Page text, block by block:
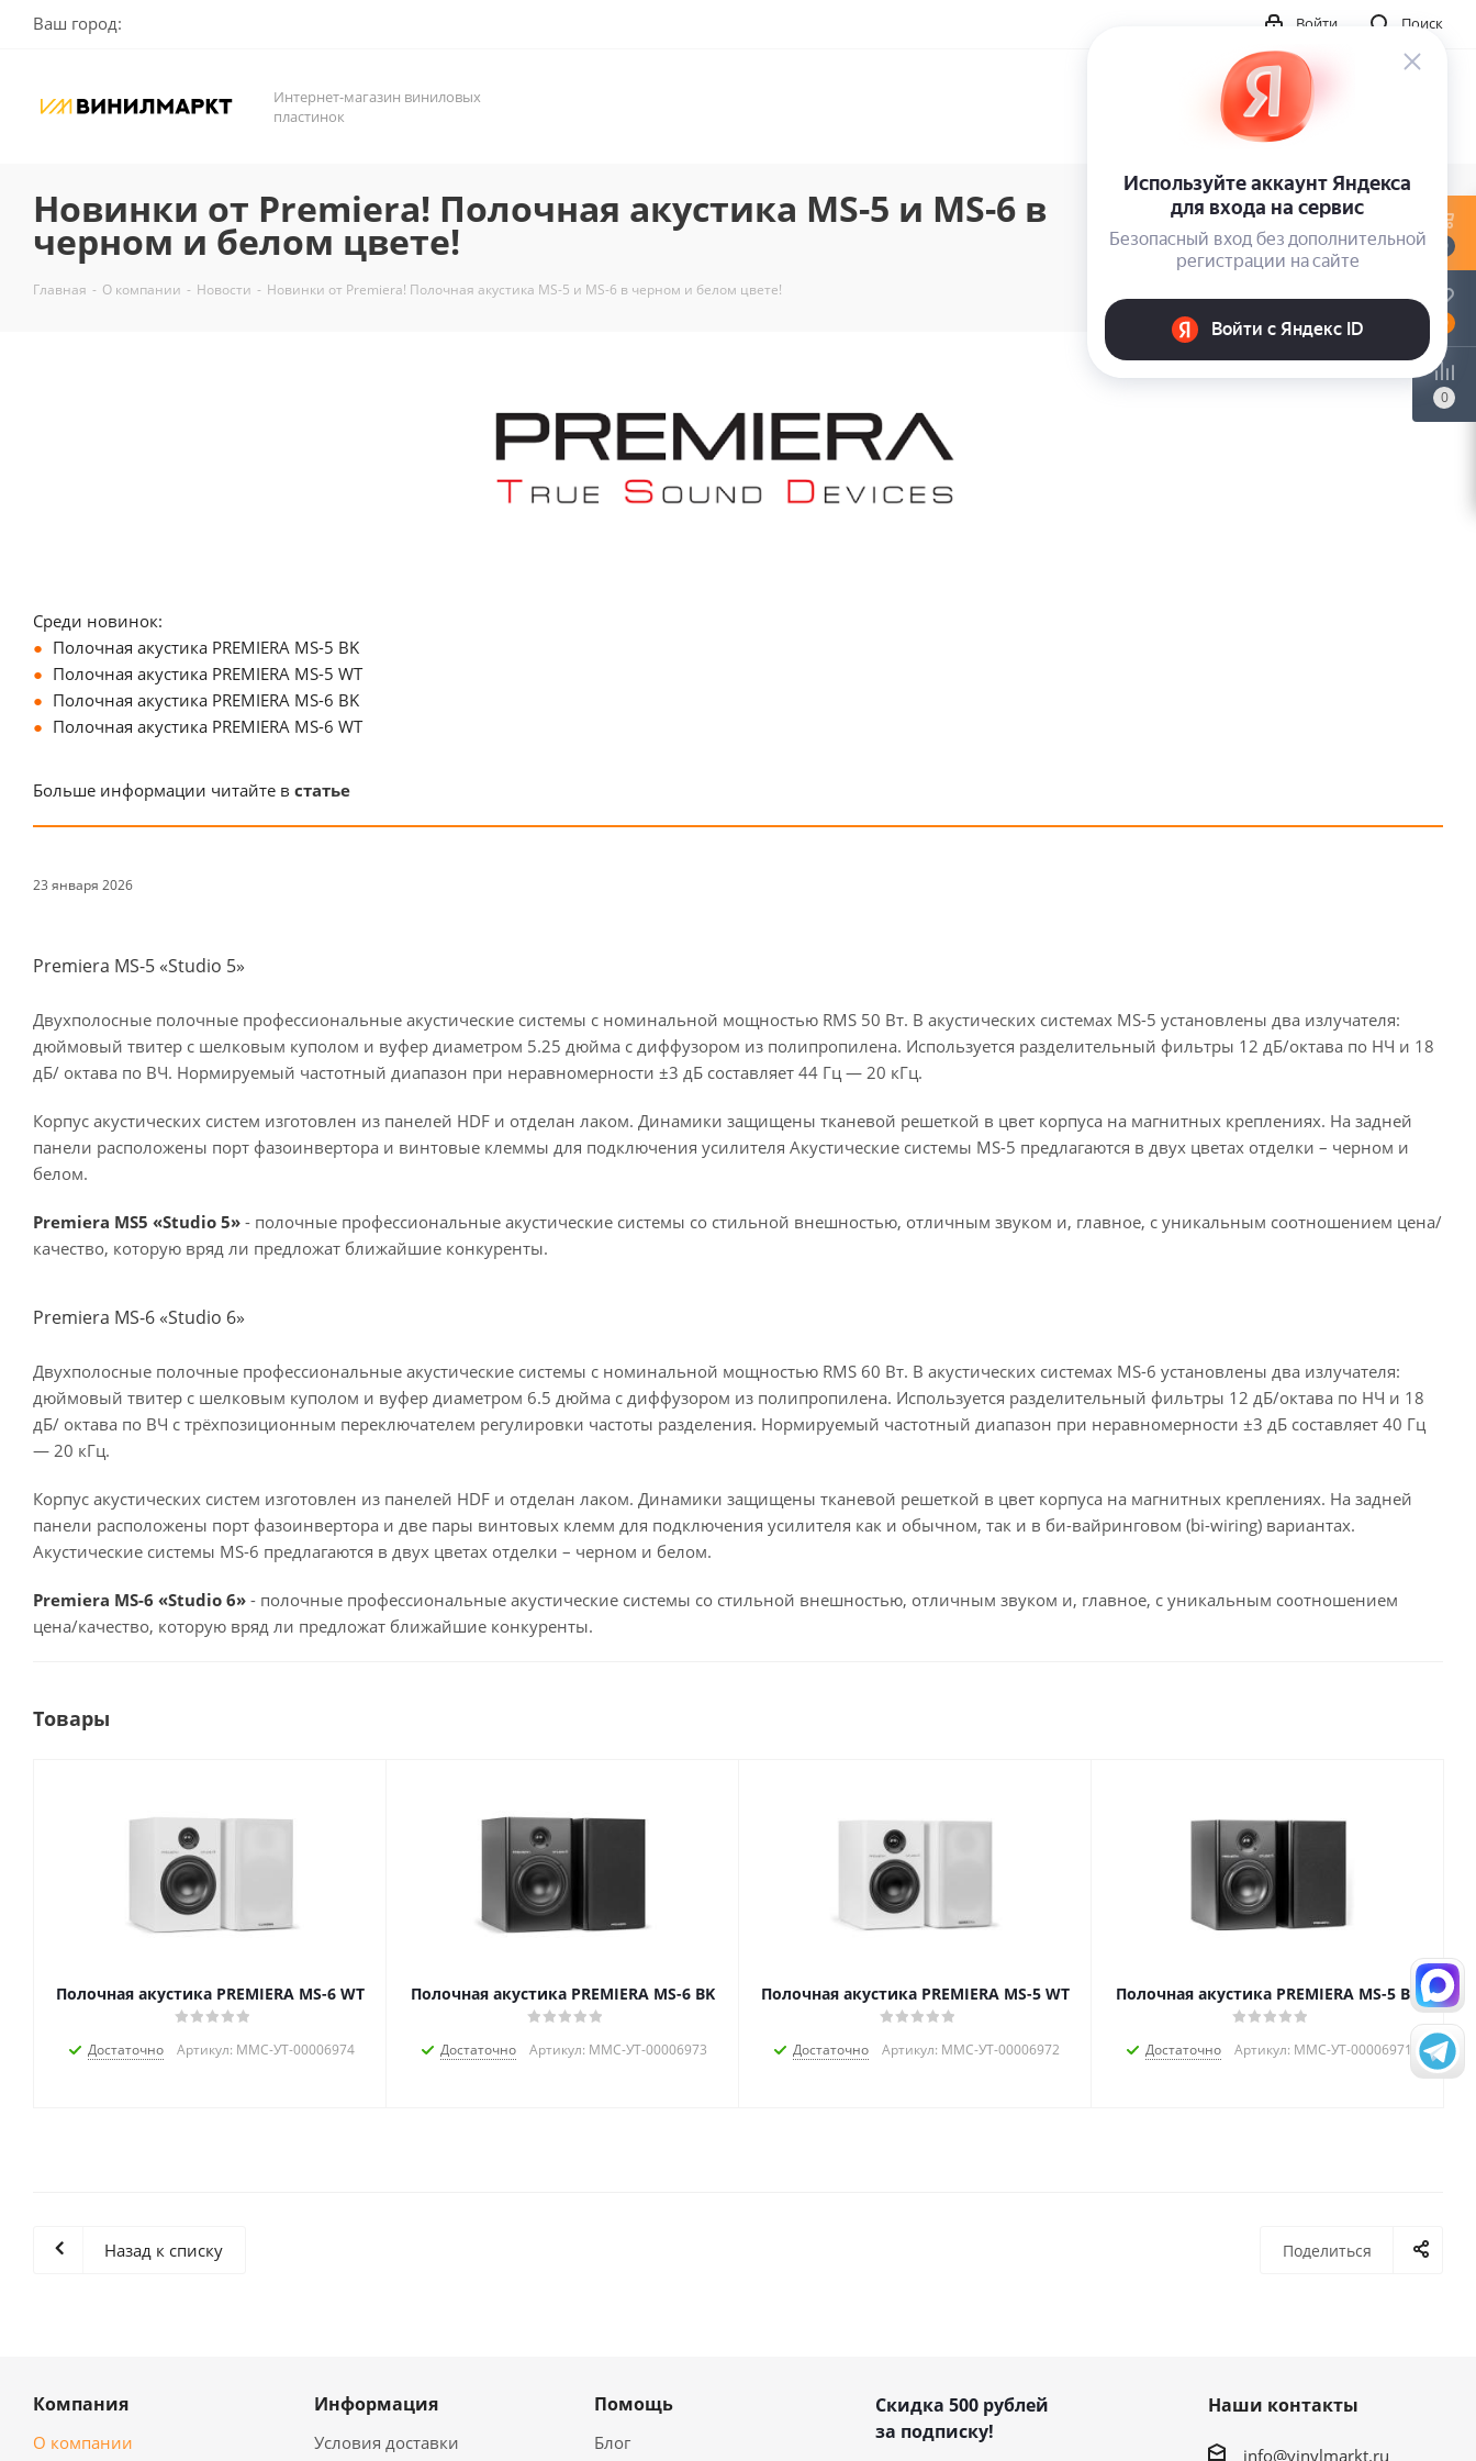
Ваш город: Поиск
Войти
Интернет-магазин виниловых
пластинок
Новинки от Premiera! Полочная акустика MS-5 и MS-6 в
черном и белом цвете!
Главная - О компании - Новости - Новинки от Premiera! Полочная акустика MS-5 и MS-6 в черном и белом цвете!
Среди новинок:
Полочная акустика PREMIERA MS-5 BK
Полочная акустика PREMIERA MS-5 WT
Полочная акустика PREMIERA MS-6 BK
Полочная акустика PREMIERA MS-6 WT
Больше информации читайте в статье
23 января 2026
Premiera MS-5 «Studio 5»
Двухполосные полочные профессиональные акустические системы с номинальной мощностью RMS 50 Вт. В акустических системах MS-5 установлены два излучателя:
дюймовый твитер с шелковым куполом и вуфер диаметром 5.25 дюйма с диффузором из полипропилена. Используется разделительный фильтры 12 дБ/октава по НЧ и 18
дБ/ октава по ВЧ. Нормируемый частотный диапазон при неравномерности ±3 дБ составляет 44 Гц — 20 кГц.
Корпус акустических систем изготовлен из панелей HDF и отделан лаком. Динамики защищены тканевой решеткой в цвет корпуса на магнитных креплениях. На задней
панели расположены порт фазоинвертора и винтовые клеммы для подключения усилителя Акустические системы MS-5 предлагаются в двух цветах отделки – черном и
белом.
Premiera MS5 «Studio 5» - полочные профессиональные акустические системы со стильной внешностью, отличным звуком и, главное, с уникальным соотношением цена/
качество, которую вряд ли предложат ближайшие конкуренты.
Premiera MS-6 «Studio 6»
Двухполосные полочные профессиональные акустические системы с номинальной мощностью RMS 60 Вт. В акустических системах MS-6 установлены два излучателя:
дюймовый твитер с шелковым куполом и вуфер диаметром 6.5 дюйма с диффузором из полипропилена. Используется разделительный фильтры 12 дБ/октава по НЧ и 18
дБ/ октава по ВЧ с трёхпозиционным переключателем регулировки частоты разделения. Нормируемый частотный диапазон при неравномерности ±3 дБ составляет 40 Гц
— 20 кГц.
Корпус акустических систем изготовлен из панелей HDF и отделан лаком. Динамики защищены тканевой решеткой в цвет корпуса на магнитных креплениях. На задней
панели расположены порт фазоинвертора и две пары винтовых клемм для подключения усилителя как и обычном, так и в би-вайринговом (bi-wiring) вариантах.
Акустические системы MS-6 предлагаются в двух цветах отделки – черном и белом.
Premiera MS-6 «Studio 6» - полочные профессиональные акустические системы со стильной внешностью, отличным звуком и, главное, с уникальным соотношением
цена/качество, которую вряд ли предложат ближайшие конкуренты.
Товары
Полочная акустика PREMIERA MS-6 WT
Достаточно Артикул: MMC-УТ-00006974
Полочная акустика PREMIERA MS-6 BK
Достаточно Артикул: MMC-УТ-00006973
Полочная акустика PREMIERA MS-5 WT
Достаточно Артикул: MMC-УТ-00006972
Полочная акустика PREMIERA MS-5 BK
Достаточно Артикул: MMC-УТ-00006971
Поделиться
Назад к списку
Компания
О компании
Информация
Условия доставки
Помощь
Блог
Скидка 500 рублей
за подписку!
Наши контакты
info@vinylmarkt.ru
0
0
0